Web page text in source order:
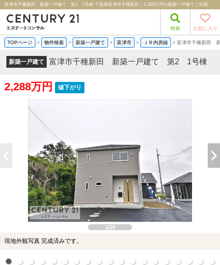
富津市千種新田 新築一戸建て 第2 1号棟 千葉県富津市千種新田｜2,288万円の新築一戸建て｜分譲住宅や新築物件｜株式会社エステートコンサル
検索 お気に入り
TOPページ > 物件検索 > 新築一戸建て > 富津市 > ＪＲ内房線 > 富津市千種新田
新築一戸建て 富津市千種新田 新築一戸建て 第2 1号棟
2,288万円 値下がり
1/25
現地外観写真 完成済みです。